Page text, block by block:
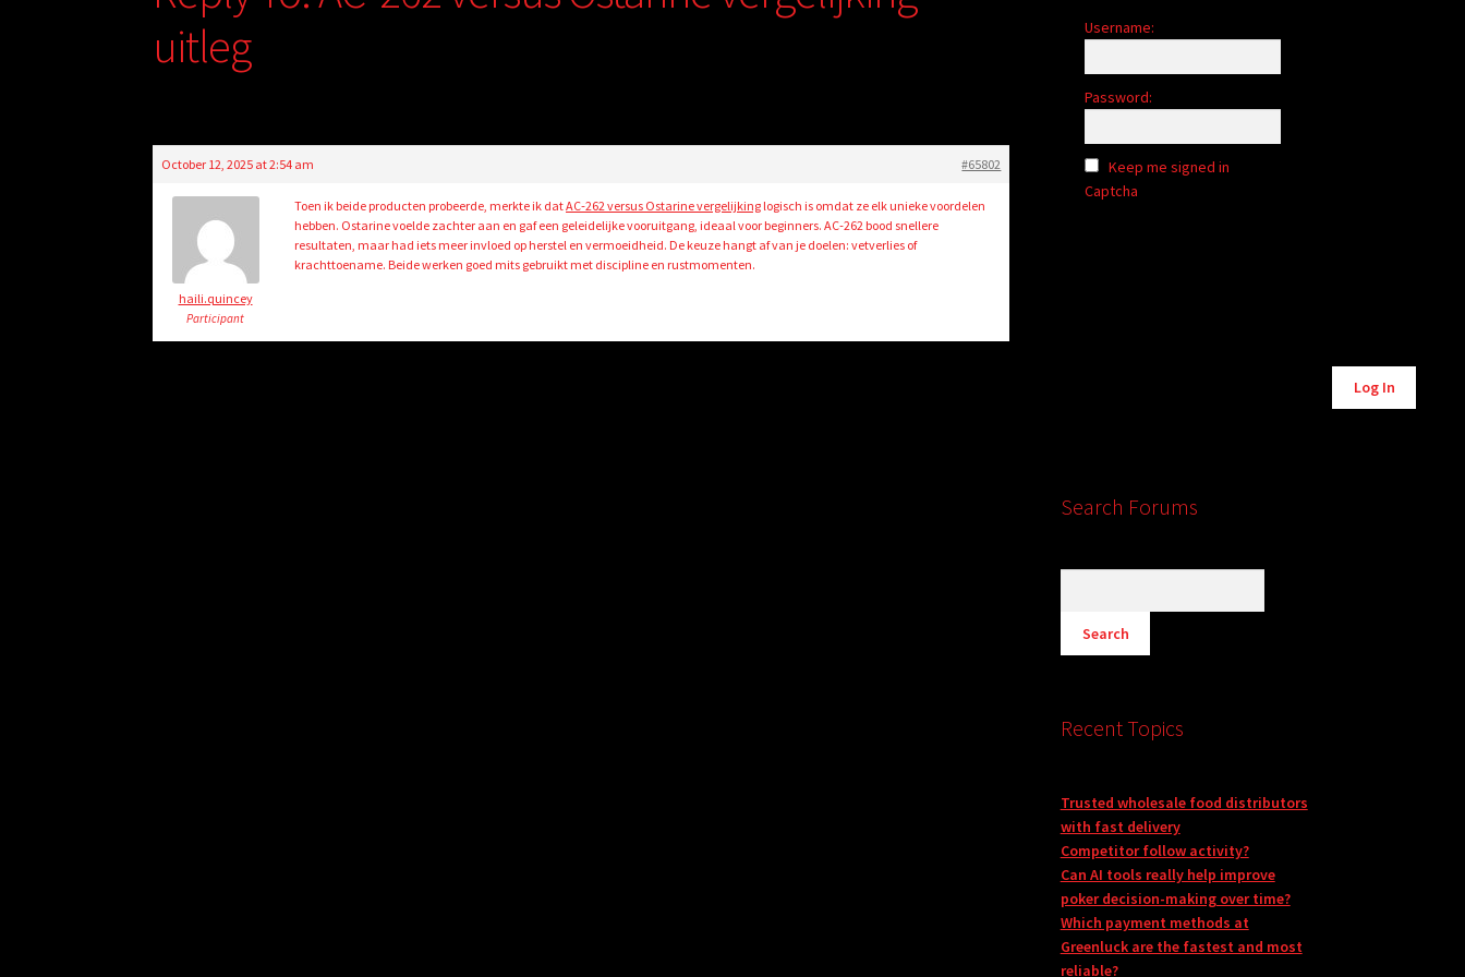
uitleg
October 12, 2025 at 2:54 am #65802
haili.quincey
Participant
Toen ik beide producten probeerde, merkte ik datAC‑262 versus Ostarine vergelijking logisch is omdat ze elk unieke voordelen
hebben. Ostarine voelde zachter aan en gaf een geleidelijke vooruitgang, ideaal voor beginners. AC‑262 bood snellere
resultaten, maar had iets meer invloed op herstel en vermoeidheid. De keuze hangt af van je doelen: vetverlies of
krachttoename. Beide werken goed mits gebruikt met discipline en rustmomenten.
Username:
Password:
Keep me signed in
Captcha
Log In
Search Forums
Recent Topics
Trusted wholesale food distributors
with fast delivery
Competitor follow activity?
Can AI tools really help improve
poker decision-making over time?
Which payment methods at
Greenluck are the fastest and most
reliable?